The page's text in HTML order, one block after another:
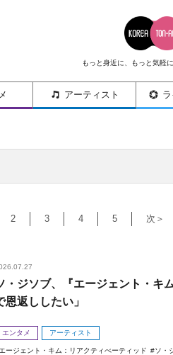
もっと身近に、もっと気軽
アーティスト
2 3 4 5 次＞
・ジソブ、『エージェント・キ
恩返ししたい」
エンタメ アーティスト
ージェント・キム：リアクティべーティッド ソ・